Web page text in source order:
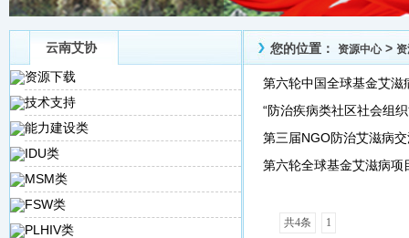
云南艾协
资源下载
技术支持
能力建设类
IDU类
MSM类
FSW类
PLHIV类
您的位置： 资源中心>
第六轮中国全球基金艾滋
“防治疾病类社区社会组
第三届NGO防治艾滋病
第六轮全球基金艾滋病项
共4条 1